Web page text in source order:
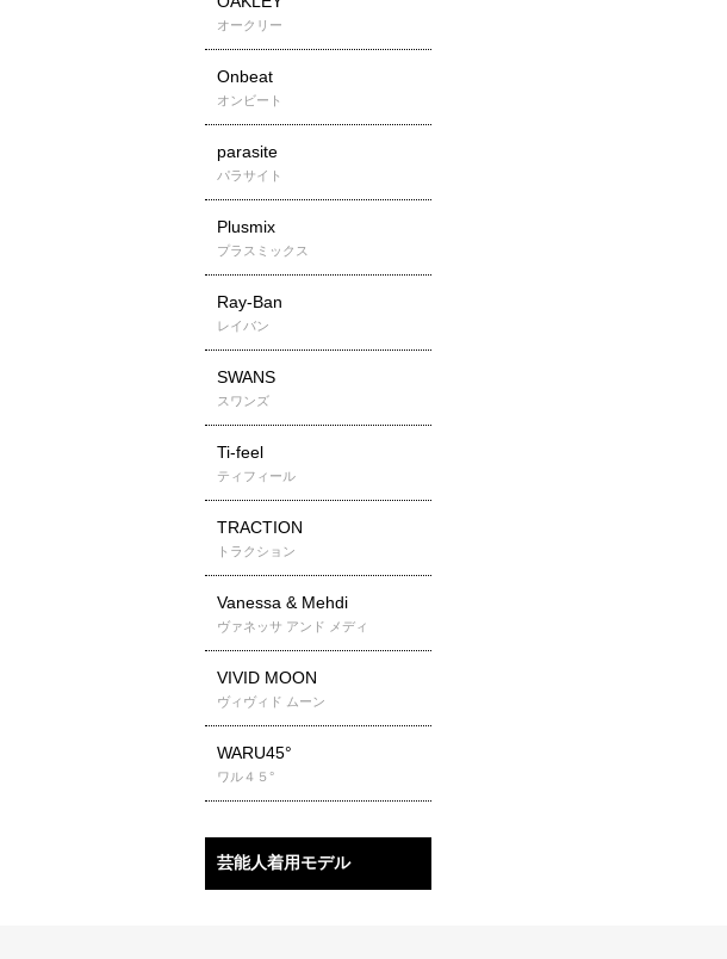
オークリー
Onbeat
オンビート
parasite
パラサイト
Plusmix
プラスミックス
Ray-Ban
レイバン
SWANS
スワンズ
Ti-feel
ティフィール
TRACTION
トラクション
Vanessa & Mehdi
ヴァネッサ アンド メディ
VIVID MOON
ヴィヴィド ムーン
WARU45°
ワル４５°
芸能人着用モデル